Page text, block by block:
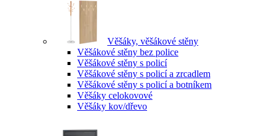
Věšáky, věšákové stěny
Věšákové stěny bez police
Věšákové stěny s policí
Věšákové stěny s policí a zrcadlem
Věšákové stěny s policí a botníkem
Věšáky celokovové
Věšáky kov/dřevo